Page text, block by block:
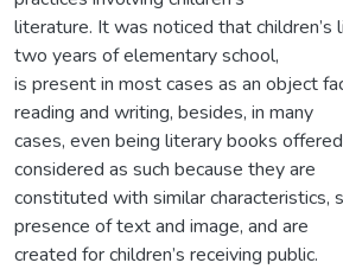
literature. It was noticed that
two years of elementary school,
is present in most cases as an object
reading and writing, besides, in many
cases, even being literary books
considered as such because they are
constituted with similar characteristics,
presence of text and image, and are
created for children’s receiving public.